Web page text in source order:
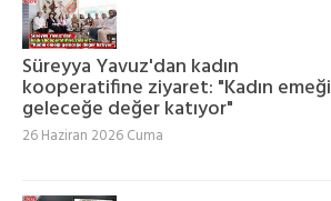
Süreyya Yavuz'dan kadın
kooperatifine ziyaret: "Kadın emeği
geleceğe değer katıyor"
26 Haziran 2026 Cuma